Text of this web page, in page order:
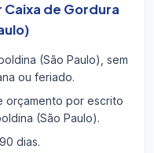
de Gordura
(São Paulo), sem
ou feriado.
orçamento por escrito
(São Paulo).
dias.